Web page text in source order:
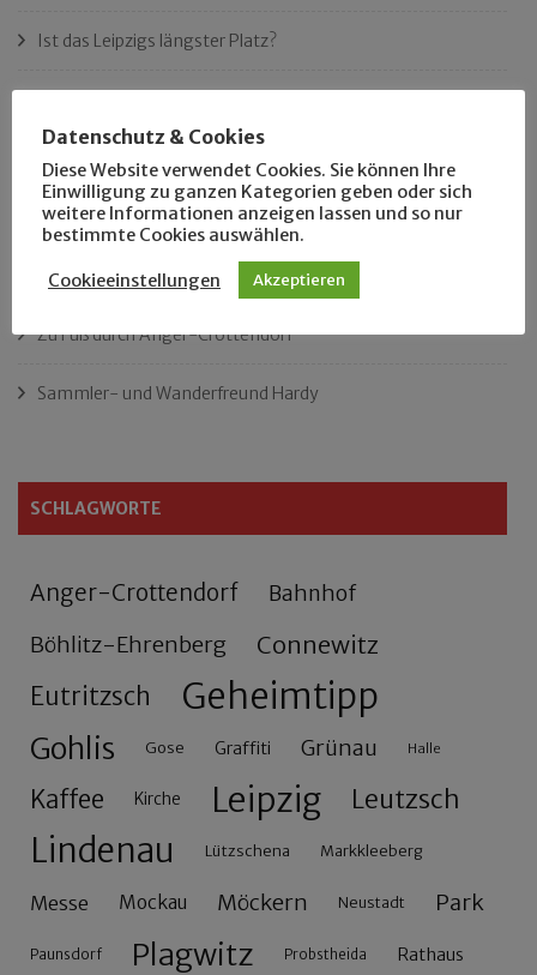
Ist das Leipzigs längster Platz?
Das neue Eutritzsch-Buch
Der Leipziger Schmiedetag von 1904
Rennfahrer in Schönefeld und Zschocher
Zu Fuß durch Anger-Crottendorf
Sammler- und Wanderfreund Hardy
SCHLAGWORTE
Anger-Crottendorf Bahnhof
Böhlitz-Ehrenberg Connewitz
Eutritzsch Geheimtipp
Gohlis Gose Graffiti Grünau Halle
Kaffee Kirche Leipzig Leutzsch
Lindenau Lützschena Markkleeberg
Messe Mockau Möckern Neustadt Park
Paunsdorf Plagwitz Probstheida Rathaus
Datenschutz & Cookies
Diese Website verwendet Cookies. Sie können Ihre
Einwilligung zu ganzen Kategorien geben oder sich
weitere Informationen anzeigen lassen und so nur
bestimmte Cookies auswählen.
Cookieeinstellungen Akzeptieren